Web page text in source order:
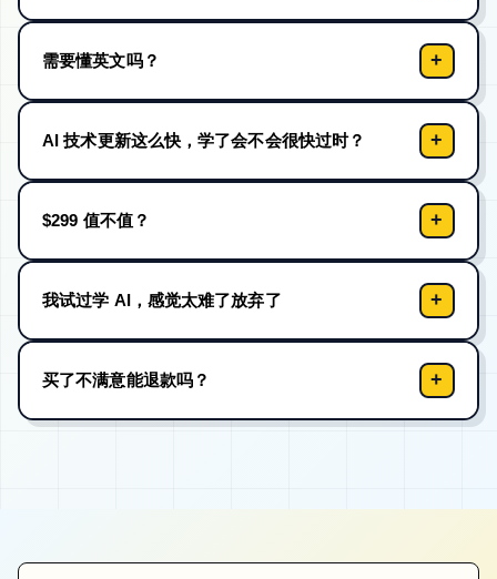
需要懂英文吗？ +
AI 技术更新这么快，学了会不会很快过时？ +
$299 值不值？ +
我试过学 AI，感觉太难了放弃了 +
买了不满意能退款吗？ +